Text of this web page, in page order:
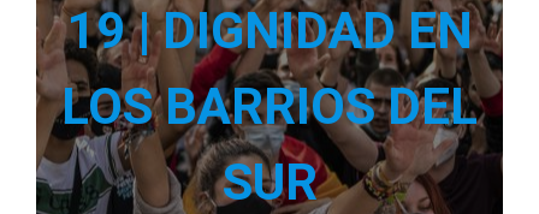
19 | DIGNIDAD EN
LOS BARRIOS DEL
SUR